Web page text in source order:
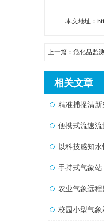
本文地址：
上一篇： 危化品监
相关文章
精准捕捉清新空气，
便携式流速流量
以科技感知水情波
手持式气象站：
农业气象远程监测系统——一
校园小型气象